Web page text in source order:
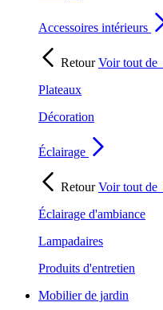
Accessoires intérieurs
RetourVoir tout de
Plateaux
Décoration
Éclairage
RetourVoir tout de
Éclairage d'ambiance
Lampadaires
Produits d'entretien
Mobilier de jardin